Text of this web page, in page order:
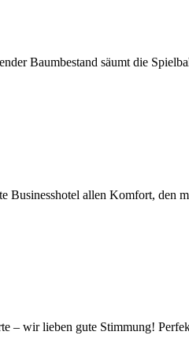
Baumbestand säumt die
allen Komfort, den
wir lieben gute Stimmung!